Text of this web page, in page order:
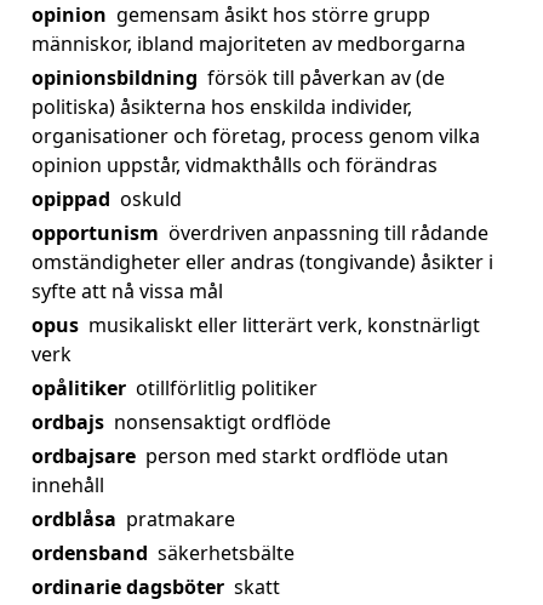
opinion gemensam åsikt hos större grupp
människor, ibland majoriteten av medborgarna
opinionsbildning försök till påverkan av (de
politiska) åsikterna hos enskilda individer,
organisationer och företag, process genom vilka
opinion uppstår, vidmakthålls och förändras
opippad oskuld
opportunism överdriven anpassning till rådande
omständigheter eller andras (tongivande) åsikter i
syfte att nå vissa mål
opus musikaliskt eller litterärt verk, konstnärligt
verk
opålitiker otillförlitlig politiker
ordbajs nonsensaktigt ordflöde
ordbajsare person med starkt ordflöde utan
innehåll
ordblåsa pratmakare
ordensband säkerhetsbälte
ordinarie dagsböter skatt